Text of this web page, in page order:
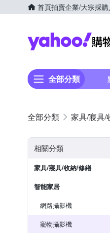
首頁拍賣企業/大宗採購
全部分類
家具/寢具/
相關分類
家具/寢具/收納/修繕
智能家居
網路攝影機
寵物攝影機